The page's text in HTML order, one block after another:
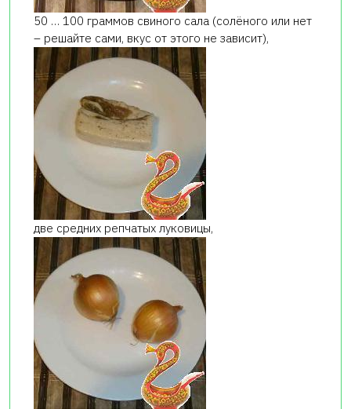
50 … 100 граммов свиного сала (солёного или нет
– решайте сами, вкус от этого не зависит),
две средних репчатых луковицы,